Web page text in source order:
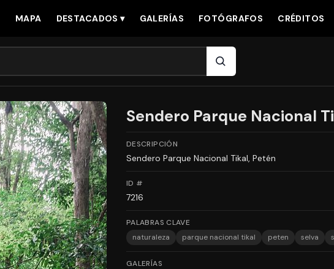
MAPA DESTACADOS ▾ GALERÍAS FOTÓGRAFOS CRÉDITOS
Sendero Parque Nacional
DESCRIPCIÓN
Sendero Parque Nacional Tikal, Petén
ID #
7216
PALABRAS CLAVE
naturaleza
parque nacional tikal peten selva
GALERÍAS